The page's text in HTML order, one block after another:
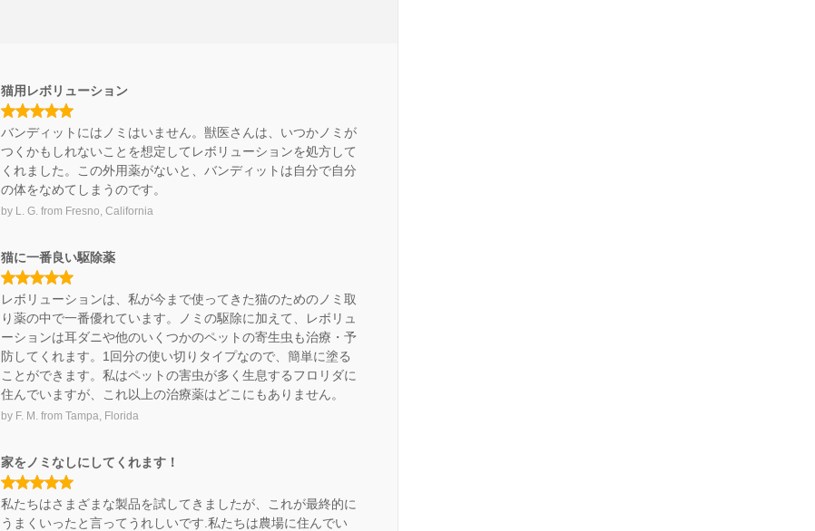
猫用レボリューション
バンディットにはノミはいません。獣医さんは、いつかノミが
つくかもしれないことを想定してレボリューションを処方して
くれました。この外用薬がないと、バンディットは自分で自分
の体をなめてしまうのです。
by L. G. from Fresno, California
猫に一番良い駆除薬
レボリューションは、私が今まで使ってきた猫のためのノミ取
り薬の中で一番優れています。ノミの駆除に加えて、レボリュ
ーションは耳ダニや他のいくつかのペットの寄生虫も治療・予
防してくれます。1回分の使い切りタイプなので、簡単に塗る
ことができます。私はペットの害虫が多く生息するフロリダに
住んでいますが、これ以上の治療薬はどこにもありません。
by F. M. fromTampa, Florida
家をノミなしにしてくれます！
私たちはさまざまな製品を試してきましたが、これが最終的に
うまくいったと言ってうれしいです.私たちは農場に住んでい